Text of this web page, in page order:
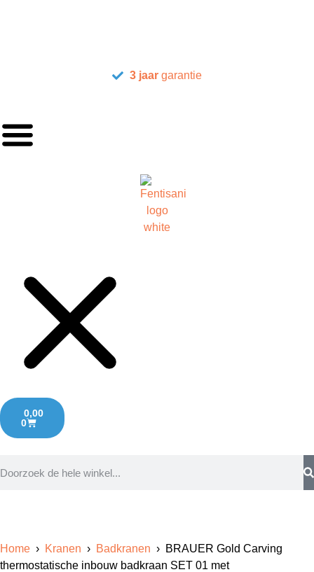
3 jaar garantie
0,00
0
Home › Kranen › Badkranen › BRAUER Gold Carving
thermostatische inbouw badkraan SET 01 met